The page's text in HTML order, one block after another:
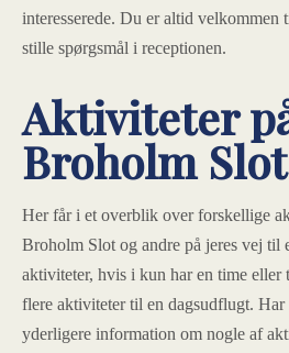
interesserede. Du er altid velkommen
stille spørgsmål i receptionen.
Aktiviteter
Broholm Slot
Her får i et overblik over forskellige
Broholm Slot og andre på jeres vej til
aktiviteter, hvis i kun har en time eller
flere aktiviteter til en dagsudflugt.
yderligere information om nogle af